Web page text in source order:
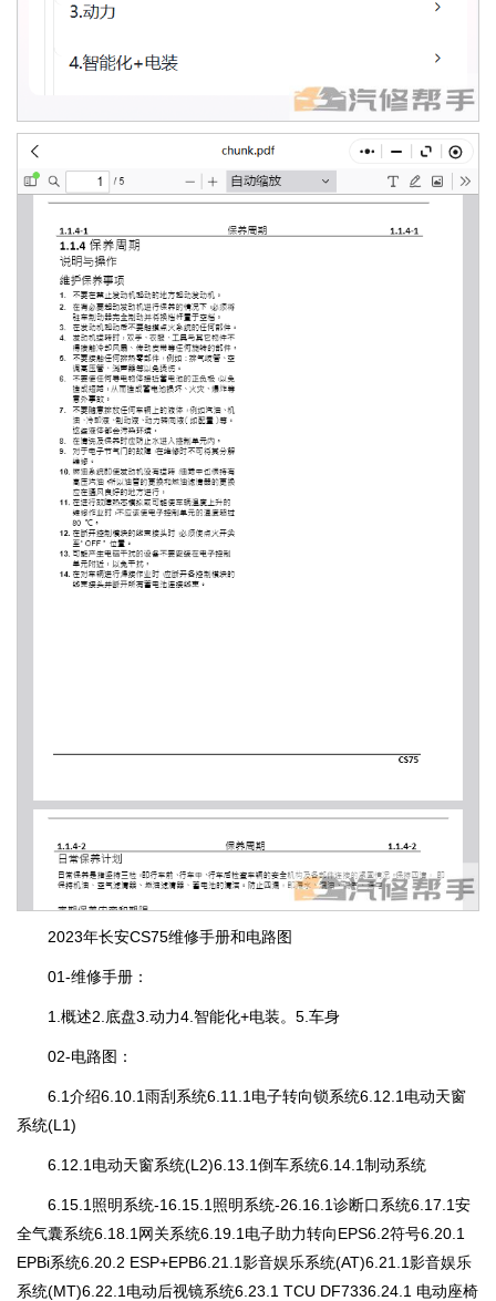
2023年长安CS75维修手册和电路图
01-维修手册：
1.概述2.底盘3.动力4.智能化+电装。5.车身
02-电路图：
6.1介绍6.10.1雨刮系统6.11.1电子转向锁系统6.12.1电动天窗
系统(L1)
6.12.1电动天窗系统(L2)6.13.1倒车系统6.14.1制动系统
6.15.1照明系统-16.15.1照明系统-26.16.1诊断口系统6.17.1安
全气囊系统6.18.1网关系统6.19.1电子助力转向EPS6.2符号6.20.1
EPBi系统6.20.2 ESP+EPB6.21.1影音娱乐系统(AT)6.21.1影音娱乐
系统(MT)6.22.1电动后视镜系统6.23.1 TCU DF7336.24.1 电动座椅